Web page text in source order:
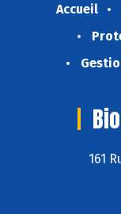
Accueil
161